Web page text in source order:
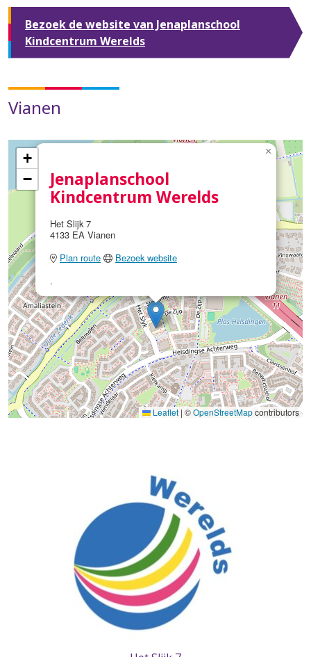
Bezoek de website van Jenaplanschool
Kindcentrum Werelds
Vianen
Jenaplanschool
Kindcentrum Werelds
Het Slijk 7
4133 EA Vianen
Plan route
Bezoek website
.
×
+
−
Leaflet | ©OpenStreetMapcontributors